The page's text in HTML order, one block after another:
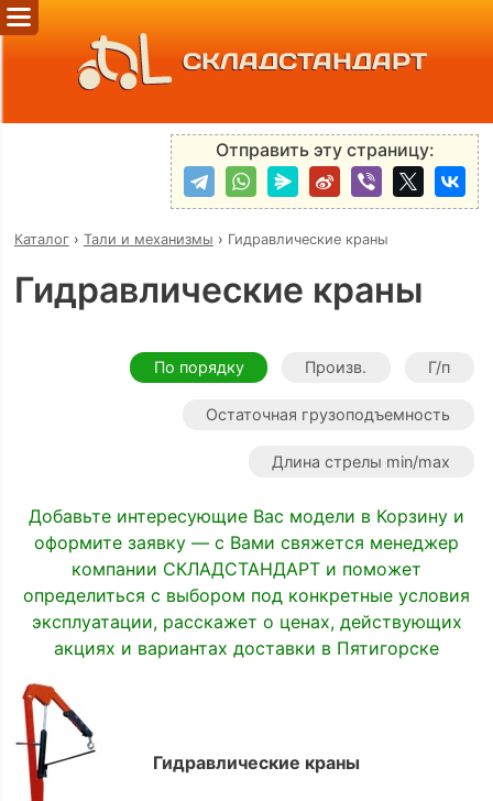
СКЛАДСТАНДАРТ
Отправить эту страницу:
Каталог› Тали и механизмы › Гидравлические краны
Гидравлические краны
По порядку Произв. Г/п
Остаточная грузоподъемность
Длина стрелы min/max
Добавьте интересующие Вас модели в Корзину и
оформите заявку — с Вами свяжется менеджер
компании СКЛАДСТАНДАРТ и поможет
определиться с выбором под конкретные условия
эксплуатации, расскажет о ценах, действующих
акциях и вариантах доставки в Пятигорске
Гидравлические краны